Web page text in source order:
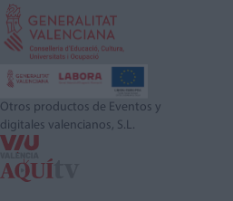
Otros productos de Eventos y
digitales valencianos, S.L.